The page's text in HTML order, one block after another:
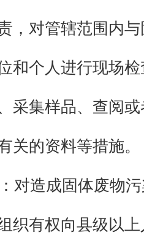
，对管辖范围内
和个人进行现场
采集样品、查阅
关的资料等措施。
对造成固体废物
织有权向县级以